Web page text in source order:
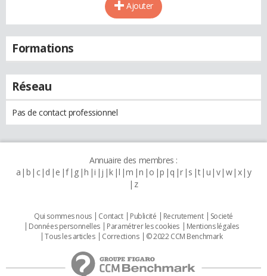
Ajouter
Formations
Réseau
Pas de contact professionnel
Annuaire des membres :
a b c d e f g h i j k l m n o p q r s t u v w x y
z
Qui sommes nous Contact Publicité Recrutement
Societé
Données personnelles
Paramétrer les cookies
Mentions légales
Tous les articles
Corrections © 2022 CCM Benchmark